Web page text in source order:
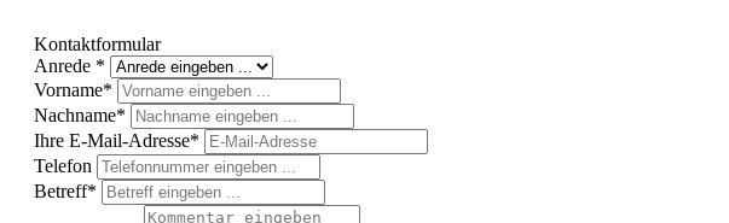
Kontaktformular
Anrede *
Vorname*
Nachname*
Ihre E-Mail-Adresse*
Telefon
Betreff*